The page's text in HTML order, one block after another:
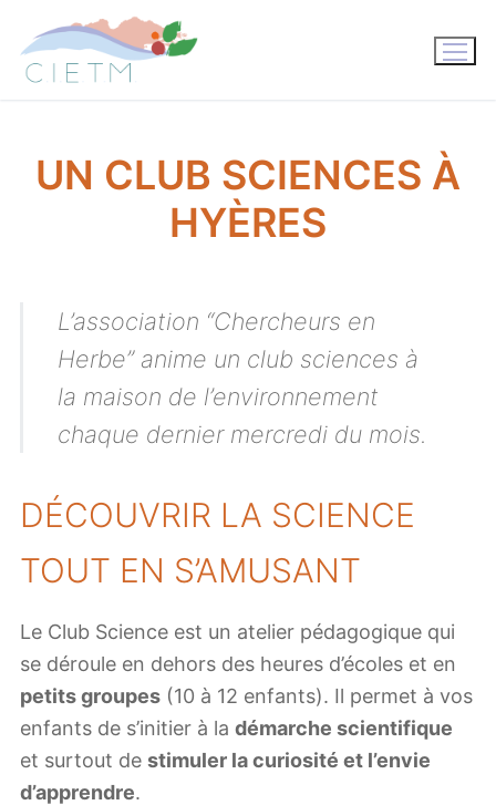
contenu
UN CLUB SCIENCES À
HYÈRES
L’association “Chercheurs en
Herbe” anime un club sciences à
la maison de l’environnement
chaque dernier mercredi du mois.
DÉCOUVRIR LA SCIENCE
TOUT EN S’AMUSANT
Le Club Science est un atelier pédagogique qui
se déroule en dehors des heures d’écoles et en
petits groupes (10 à 12 enfants). Il permet à vos
enfants de s’initier à la démarche scientifique
et surtout de stimuler la curiosité et l’envie
d’apprendre.